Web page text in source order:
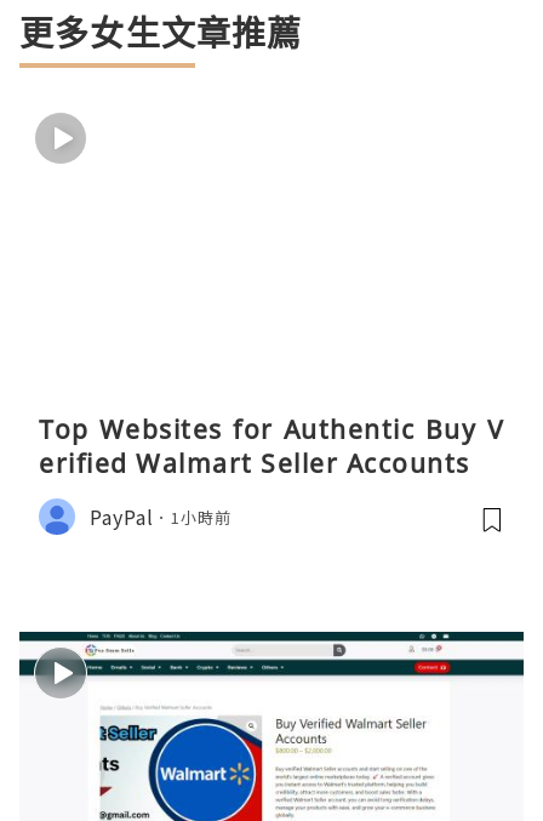
更多女生文章推薦
Top Websites for Authentic Buy V
erified Walmart Seller Accounts
PayPal 1小時前